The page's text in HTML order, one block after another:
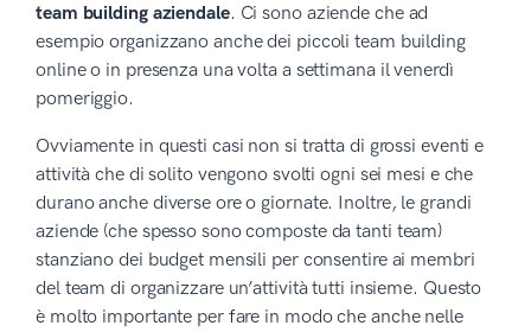
team building aziendale. Ci sono aziende che ad
esempio organizzano anche dei piccoli team building
online o in presenza una volta a settimana il venerdì
pomeriggio.
Ovviamente in questi casi non si tratta di grossi eventi e
attività che di solito vengono svolti ogni sei mesi e che
durano anche diverse ore o giornate. Inoltre, le grandi
aziende (che spesso sono composte da tanti team)
stanziano dei budget mensili per consentire ai membri
del team di organizzare un’attività tutti insieme. Questo
è molto importante per fare in modo che anche nelle